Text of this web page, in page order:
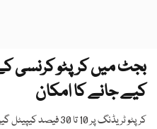
بجٹ میں کرپٹو کرنسی
کیے جانے کا امکان